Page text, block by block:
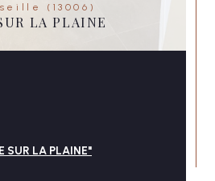
(13006)
LA PLAINE
SUR LA PLAINE"